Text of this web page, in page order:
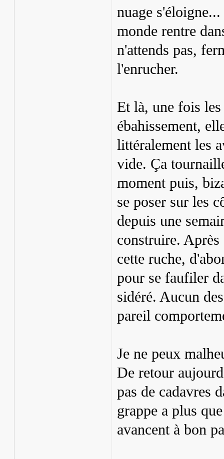
nuage
monde rentre
n'attends pas,
l'enrucher.
Et là, une fois
ébahissement,
littéralement les
vide. Ça
moment puis,
se poser sur les
depuis une
construire. Après
cette ruche,
pour se faufiler
sidéré. Aucun
pareil
Je ne peux
De retour
pas de cadavres
grappe a plus
avancent à bon